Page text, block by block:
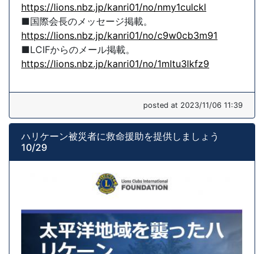
https://lions.nbz.jp/kanri01/no/nmy1culckl
■国際会長のメッセージ掲載。
https://lions.nbz.jp/kanri01/no/c9w0cb3m91
■LCIFからのメール掲載。
https://lions.nbz.jp/kanri01/no/1mltu3lkfz9
posted at 2023/11/06 11:39
ハリケーン被災者に救命援助を提供しましょう
10/29